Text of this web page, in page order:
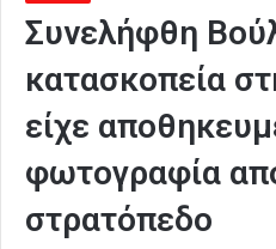
Συνελήφθη
κατασκοπεία
είχε
φωτογραφία
στρατόπεδο